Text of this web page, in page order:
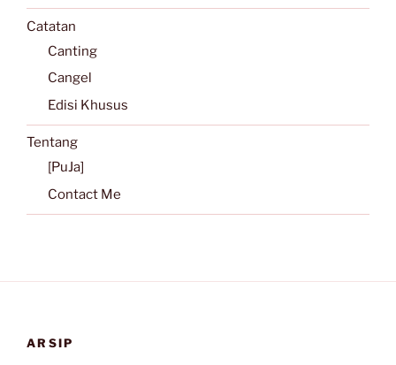
Catatan
Canting
Cangel
Edisi Khusus
Tentang
[PuJa]
Contact Me
ARSIP